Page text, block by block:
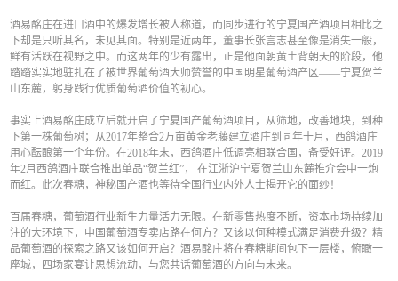
酒易酩庄在进口酒中的爆发增长被人称道，而同步进行的宁夏国产酒项目相比之
下却是只听其名，未见其面。特别是近两年，董事长张言志甚至像是消失一般，
鲜有活跃在视野之中。而这两年的少有露出，正是他面朝黄土背朝天的阶段，他
踏踏实实地驻扎在了被世界葡萄酒大师赞誉的中国明星葡萄酒产区——宁夏贺兰
山东麓，躬身践行优质葡萄酒价值的初心。
事实上酒易酩庄成立后就开启了宁夏国产葡萄酒项目，从筛地，改善地块，到种
下第一株葡萄树；从2017年整合2万亩黄金老藤建立酒庄到同年十月，西鸽酒庄
用心酝酿第一个年份。在2018年末，西鸽酒庄低调亮相联合国，备受好评。2019
年2月西鸽酒庄联合推出单品“贺兰红”， 在江浙沪宁夏贺兰山东麓推介会中一炮
而红。此次春糖，神秘国产酒也等待全国行业内外人士揭开它的面纱！
百届春糖，葡萄酒行业新生力量活力无限。在新零售热度不断，资本市场持续加
注的大环境下，中国葡萄酒专卖店路在何方？又该以何种模式满足消费升级？精
品葡萄酒的探索之路又该如何开启？酒易酩庄将在春糖期间包下一层楼，俯瞰一
座城，四场家宴让思想流动，与您共话葡萄酒的方向与未来。